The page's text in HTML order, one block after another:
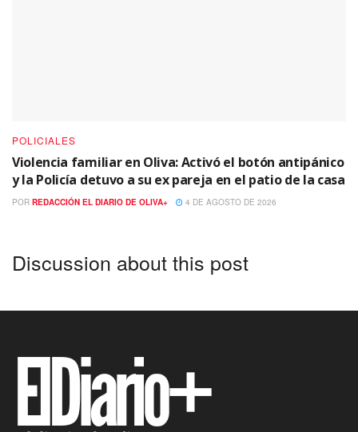
POLICIALES
Violencia familiar en Oliva: Activó el botón antipánico
y la Policía detuvo a su ex pareja en el patio de la casa
POR REDACCIÓN EL DIARIO DE OLIVA+ 4 DE AGOSTO DE 2026
Discussion about this post